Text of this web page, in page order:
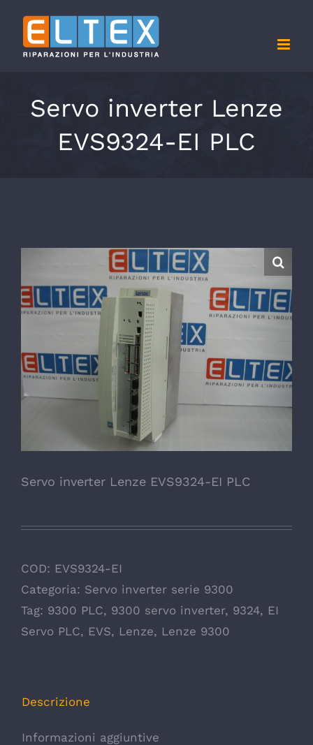
contenuto
Servo inverter Lenze
EVS9324-EI PLC
Servo inverter Lenze EVS9324-EI PLC
COD: EVS9324-EI
Categoria: Servo inverter serie 9300
Tag: 9300 PLC, 9300 servo inverter, 9324, EI
Servo PLC, EVS, Lenze, Lenze 9300
Descrizione
Informazioni aggiuntive